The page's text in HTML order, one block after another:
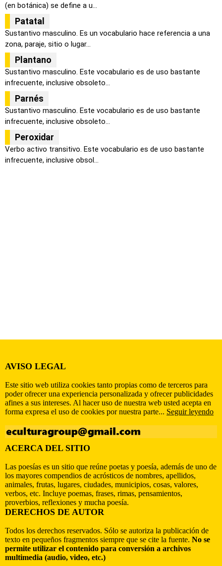
(en botánica) se define a u...
Patatal
Sustantivo masculino. Es un vocabulario hace referencia a una
zona, paraje, sitio o lugar...
Plantano
Sustantivo masculino. Este vocabulario es de uso bastante
infrecuente, inclusive obsoleto...
Parnés
Sustantivo masculino. Este vocabulario es de uso bastante
infrecuente, inclusive obsoleto...
Peroxidar
Verbo activo transitivo. Este vocabulario es de uso bastante
infrecuente, inclusive obsol...
AVISO LEGAL
Este sitio web utiliza cookies tanto propias como de terceros para
poder ofrecer una experiencia personalizada y ofrecer publicidades
afines a sus intereses. Al hacer uso de nuestra web usted acepta en
forma expresa el uso de cookies por nuestra parte... Seguir leyendo
ACERCA DEL SITIO
Las poesías es un sitio que reúne poetas y poesía, además de uno de
los mayores compendios de acrósticos de nombres, apellidos,
animales, frutas, lugares, ciudades, municipios, cosas, valores,
verbos, etc. Incluye poemas, frases, rimas, pensamientos,
proverbios, reflexiones y mucha poesía.
DERECHOS DE AUTOR
Todos los derechos reservados. Sólo se autoriza la publicación de
texto en pequeños fragmentos siempre que se cite la fuente. No se
permite utilizar el contenido para conversión a archivos
multimedia (audio, video, etc.)